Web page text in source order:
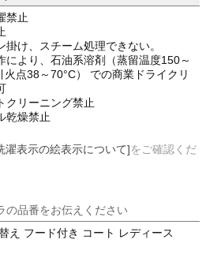
禁止
掛け、スチーム処理できない。
により、石油系溶剤（蒸留温度150～
火点38～70°C） での商業ドライクリ
クリーニング禁止
乾燥禁止
濯表示の絵表示について]をご確認くだ
の品番をお伝えください
え フード付き コート レディース